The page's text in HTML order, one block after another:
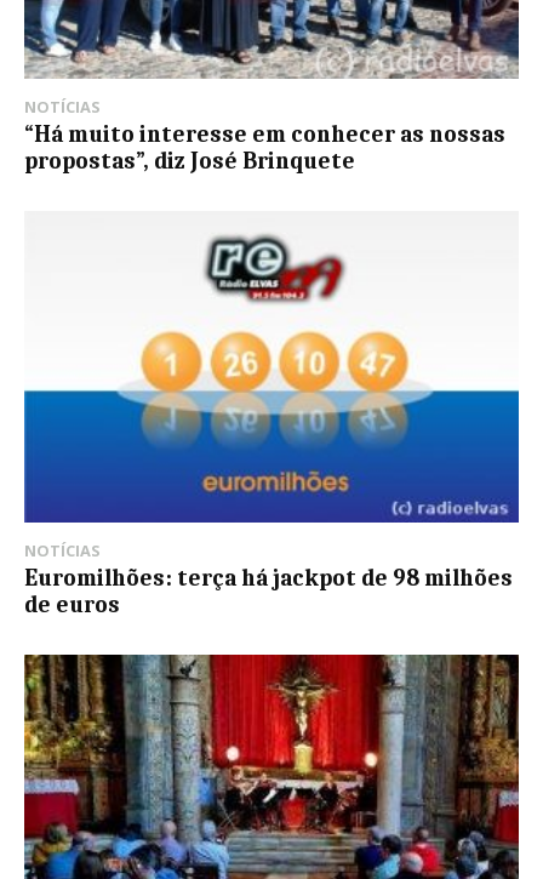
NOTÍCIAS
“Há muito interesse em conhecer as nossas
propostas”, diz José Brinquete
NOTÍCIAS
Euromilhões: terça há jackpot de 98 milhões
de euros